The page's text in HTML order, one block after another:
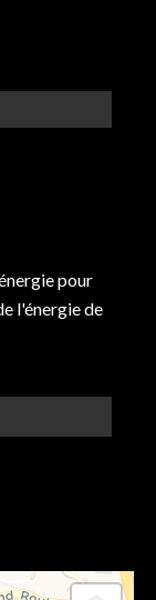
pour
l'énergie de